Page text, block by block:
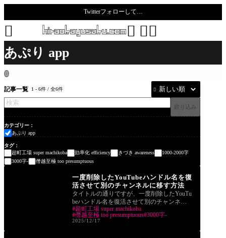
あぷり app
Twitterフォローして…
 


記事一覧 1 - 6件 / 全6件 
絞り込み
カテゴリー
あぷり app
タグ
超町工場 super machikoba
効率化 efficiency きづき awareness
1000-2000字
3000字-
僭越至極 too presumptuous
あぷり app
一度削除したYouTubeハンドル名を復
活させて別のチャンネルに移す方法
タイトルの通りですが、一度削除したYouTu
beハンドル名を復活させて別のチャンネル
に移行させるまでの話です。 方法とは書き
ました
超町工場 super machikoba
僭越至極 too presumptuous 3000字-
2025/12/17